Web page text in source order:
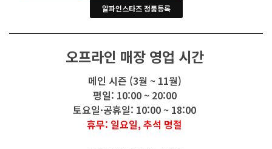
알파인스타즈 정품등록
오프라인 매장 영업 시간
메인 시즌 (3월 ~ 11월)
평일: 10:00 ~ 20:00
토요일·공휴일: 10:00 ~ 18:00
휴무: 일요일, 추석 명절